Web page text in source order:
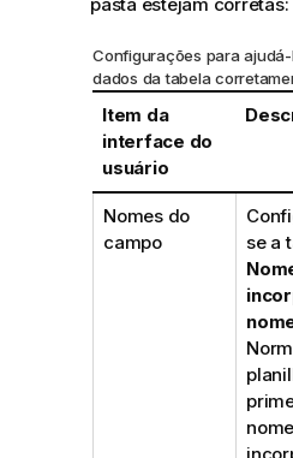
Configurações para
dados da tabela
Item da
interface do
usuário
Nomes do
campo
se a